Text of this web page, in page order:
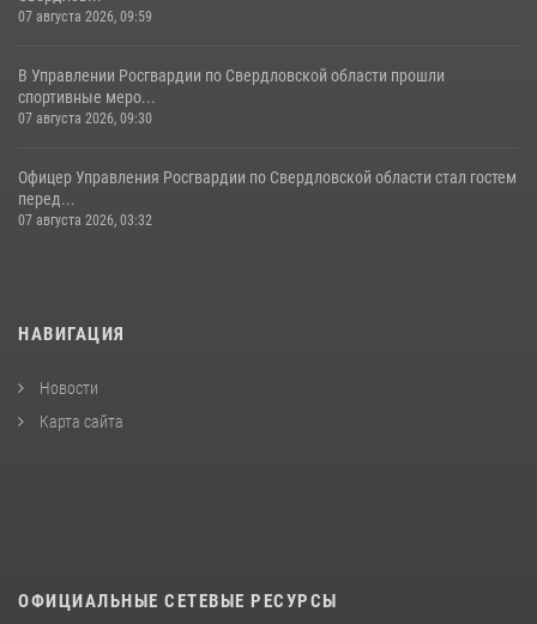
07 августа 2026, 09:59
В Управлении Росгвардии по Свердловской области прошли
спортивные меро...
07 августа 2026, 09:30
Офицер Управления Росгвардии по Свердловской области стал гостем
перед...
07 августа 2026, 03:32
НАВИГАЦИЯ
Новости
Карта сайта
ОФИЦИАЛЬНЫЕ СЕТЕВЫЕ РЕСУРСЫ